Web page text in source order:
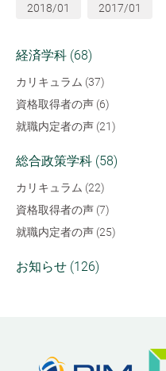
2018/01 2017/01
経済学科 (68)
カリキュラム (37)
資格取得者の声 (6)
就職内定者の声 (21)
総合政策学科 (58)
カリキュラム (22)
資格取得者の声 (7)
就職内定者の声 (25)
お知らせ (126)